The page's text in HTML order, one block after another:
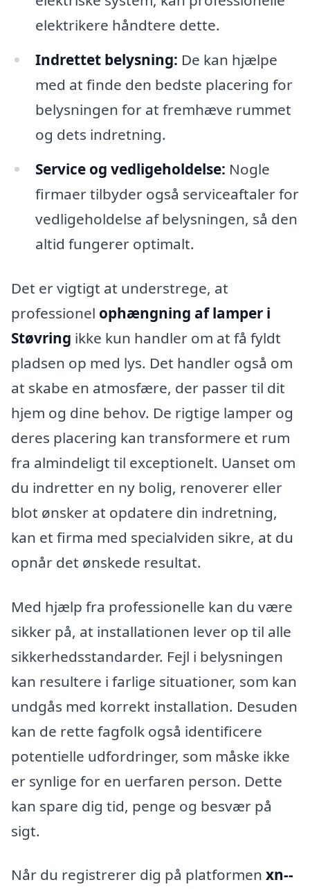
elektrikere håndtere dette.
Indrettet belysning: De kan hjælpe
med at finde den bedste placering for
belysningen for at fremhæve rummet
og dets indretning.
Service og vedligeholdelse: Nogle
firmaer tilbyder også serviceaftaler for
vedligeholdelse af belysningen, så den
altid fungerer optimalt.
Det er vigtigt at understrege, at
professionel ophængning af lamper i
Støvring ikke kun handler om at få fyldt
pladsen op med lys. Det handler også om
at skabe en atmosfære, der passer til dit
hjem og dine behov. De rigtige lamper og
deres placering kan transformere et rum
fra almindeligt til exceptionelt. Uanset om
du indretter en ny bolig, renoverer eller
blot ønsker at opdatere din indretning,
kan et firma med specialviden sikre, at du
opnår det ønskede resultat.
Med hjælp fra professionelle kan du være
sikker på, at installationen lever op til alle
sikkerhedsstandarder. Fejl i belysningen
kan resultere i farlige situationer, som kan
undgås med korrekt installation. Desuden
kan de rette fagfolk også identificere
potentielle udfordringer, som måske ikke
er synlige for en uerfaren person. Dette
kan spare dig tid, penge og besvær på
sigt.
Når du registrerer dig på platformen xn--